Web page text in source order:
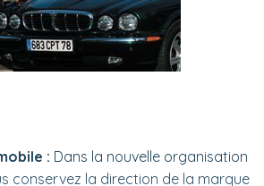
: Dans la nouvelle organisation
conservez la direction de la marque